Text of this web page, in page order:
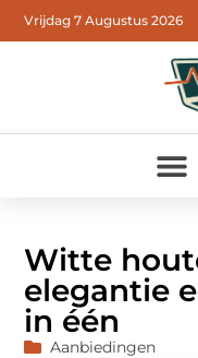
Vrijdag 7 Augustus 2026
Witte
elegantie
in één
Aanbiedingen